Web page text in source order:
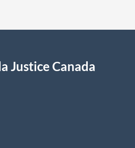
Justice Canada